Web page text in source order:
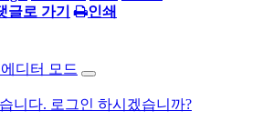
글로 가기
인쇄
에디터 모드
니다. 로그인 하시겠습니까?